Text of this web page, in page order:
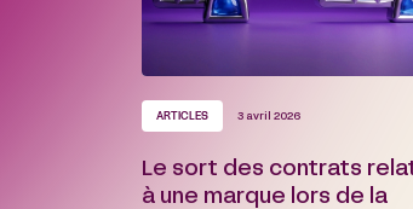
ARTICLES 3 avril 2026
Le sort des contrats
à une marque lors de la